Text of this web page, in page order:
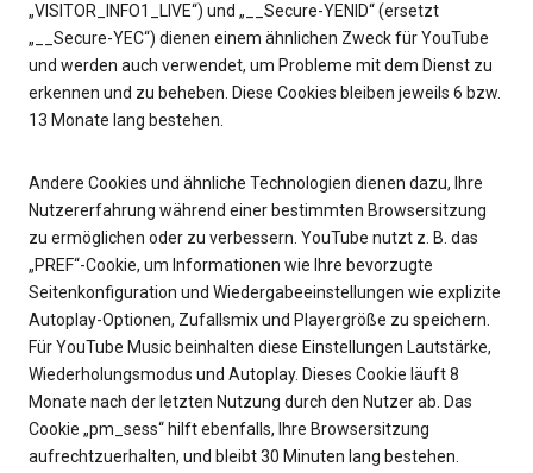
„VISITOR_INFO1_LIVE“) und „__Secure-YENID“ (ersetzt
„__Secure-YEC“) dienen einem ähnlichen Zweck für YouTube
und werden auch verwendet, um Probleme mit dem Dienst zu
erkennen und zu beheben. Diese Cookies bleiben jeweils 6 bzw.
13 Monate lang bestehen.
Andere Cookies und ähnliche Technologien dienen dazu, Ihre
Nutzererfahrung während einer bestimmten Browsersitzung
zu ermöglichen oder zu verbessern. YouTube nutzt z. B. das
„PREF“-Cookie, um Informationen wie Ihre bevorzugte
Seitenkonfiguration und Wiedergabeeinstellungen wie explizite
Autoplay-Optionen, Zufallsmix und Playergröße zu speichern.
Für YouTube Music beinhalten diese Einstellungen Lautstärke,
Wiederholungsmodus und Autoplay. Dieses Cookie läuft 8
Monate nach der letzten Nutzung durch den Nutzer ab. Das
Cookie „pm_sess“ hilft ebenfalls, Ihre Browsersitzung
aufrechtzuerhalten, und bleibt 30 Minuten lang bestehen.